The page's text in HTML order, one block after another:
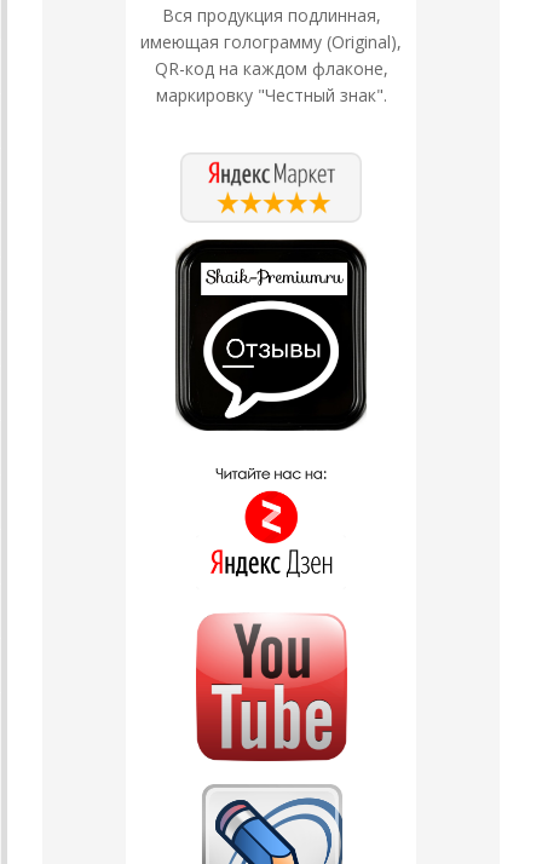
Вся продукция подлинная,
имеющая голограмму (Original),
QR-код на каждом флаконе,
маркировку "Честный знак".